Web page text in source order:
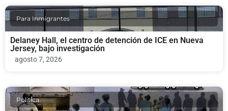
Para Inmigrantes
Delaney Hall, el centro de detención de ICE en Nueva
Jersey, bajo investigación
agosto 7, 2026
Politica